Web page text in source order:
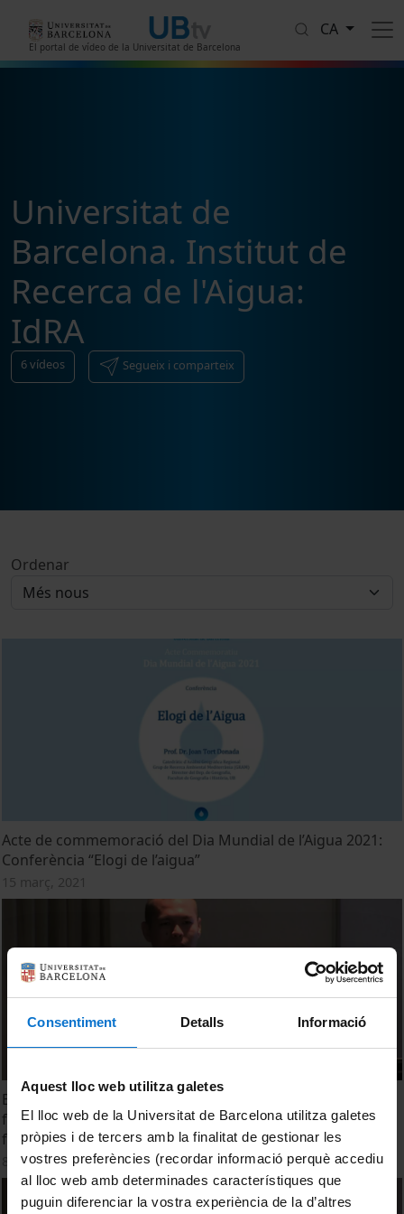
Consentiment Detalls Informació
Aquest lloc web utilitza galetes
El lloc web de la Universitat de Barcelona utilitza galetes
pròpies i de tercers amb la finalitat de gestionar les
vostres preferències (recordar informació perquè accediu
al lloc web amb determinades característiques que
puguin diferenciar la vostra experiència de la d’altres
El portal de vídeo de la Universitat de Barcelona
CA
Universitat de
Barcelona. Institut de
Recerca de l'Aigua:
IdRA
6vídeos Segueix i comparteix
Ordenar
Acte de commemoració del Dia Mundial de l’Aigua 2021:
Conferència “Elogi de l’aigua”
15 març, 2021
Biological pretreatment of food waste for acidogenic
fermentation to produce volatile fatty acids in the liquid
fraction
8 juliol, 2019